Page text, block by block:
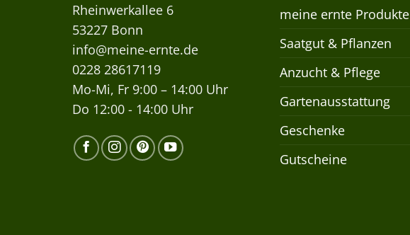
Rheinwerkallee 6
53227 Bonn
info@meine-ernte.de
0228 28617119
Mo-Mi, Fr 9:00 – 14:00 Uhr
Do 12:00 - 14:00 Uhr
meine ernte Produkte
Saatgut & Pflanzen
Anzucht & Pflege
Gartenausstattung
Geschenke
Gutscheine